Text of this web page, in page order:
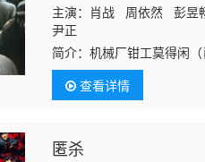
主演：肖战 周依然 彭
尹正
简介：机械厂钳工莫得闲
昱畅 饰）及手下在“戈止镇
莫等闲（严知度 饰）的平
家园，一场民间智慧对抗
查看详情
匿杀